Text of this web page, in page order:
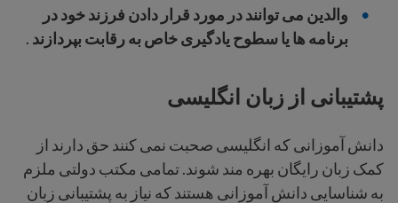
والدین می توانند در مورد قرار دادن فرزند خود در
برنامه ها یا سطوح یادگیری خاص به رقابت بپردازند .
پشتیبانی از زبان انگلیسی
دانش آموزانی که انگلیسی صحبت نمی کنند حق دارند از
کمک زبان رایگان بهره مند شوند. تمامی مکتب دولتی ملزم
به شناسایی دانش آموزانی هستند که نیاز به پشتیبانی زبان